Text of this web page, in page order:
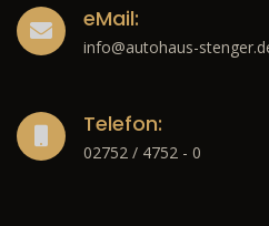
eMail:
info@autohaus-
Telefon:
02752 / 4752 - 0